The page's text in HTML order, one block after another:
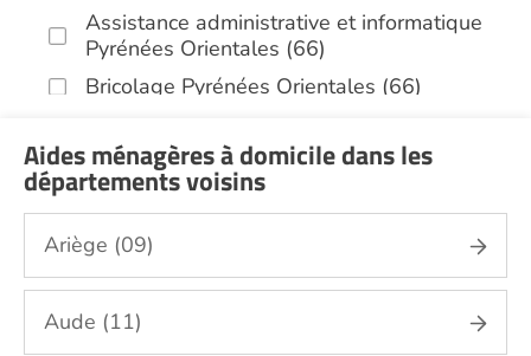
Assistance administrative et informatique
Pyrénées Orientales (66)
Bricolage Pyrénées Orientales (66)
Infirmiers Pyrénées Orientales (66)
Jardinage Pyrénées Orientales (66)
Aide aux courses Pyrénées Orientales (66)
Entretien du cadre de vie, ménage,
Orientales (66)
Aides ménagères à domicile dans les
départements voisins
Ariège (09)
Aude (11)